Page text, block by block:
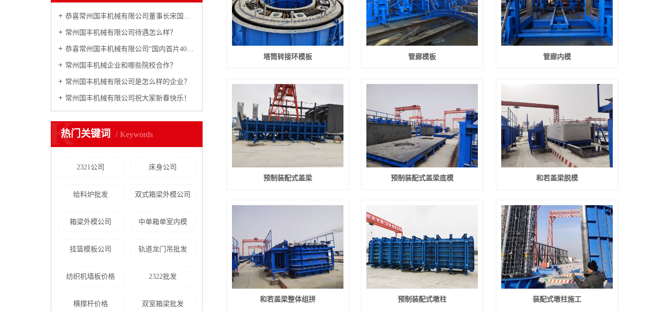
恭喜常州国丰机械有限公司董事长宋国民2007年铁路市场年度十大风云人物
常州国丰机械有限公司待遇怎么样？
恭喜常州国丰机械有限公司“国内首片40m预制箱梁全液压内模”研制成功
常州国丰机械企业和哪些院校合作？
常州国丰机械有限公司是怎么样的企业？
常州国丰机械有限公司祝大家新春快乐！
热门关键词 Keywords
K
2321公司 床身公司
给料炉批发 双式箱梁外模公司
箱梁外模公司 中单箱单室内模
挂篮模板公司 轨道龙门吊批发
纺织机墙板价格 2322批发
横撑杆价格 双室箱梁批发
塔筒转接环模板 管廊模板 管廊内模
预制装配式盖梁 预制装配式盖梁底模 和若盖梁脱模
和若盖梁整体组拼 预制装配式墩柱 装配式墩柱施工